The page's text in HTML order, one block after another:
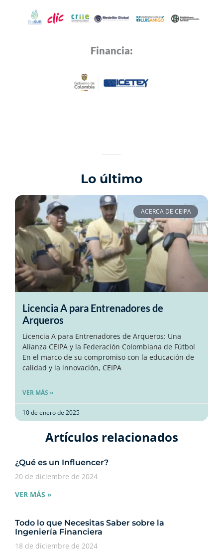
Financia:
Lo último
ACERCA DE CEIPA
Licencia A para Entrenadores de
Arqueros
Licencia A para Entrenadores de Arqueros: Una
Alianza CEIPA y la Federación Colombiana de Fútbol
En el marco de su compromiso con la educación de
calidad y la innovación, CEIPA
VER MÁS »
10 de enero de 2025
Artículos relacionados​
¿Qué es un Influencer?
20 de diciembre de 2024
VER MÁS »
Todo lo que Necesitas Saber sobre la
Ingeniería Financiera
18 de diciembre de 2024